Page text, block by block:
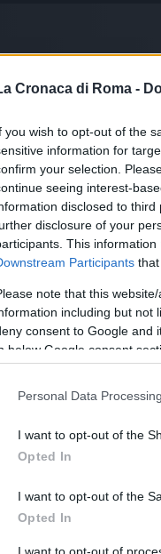
Cronaca di Roma -
you wish to opt-out of the
information for
your selection.
seeing interest-
disclosed to
disclosure of your
This
Participants
note that this
including but not
consent to Google and
below Google consent
Personal Data
I want to opt-out of the
Opted In
I want to opt-out of the
Opted In
Google
con